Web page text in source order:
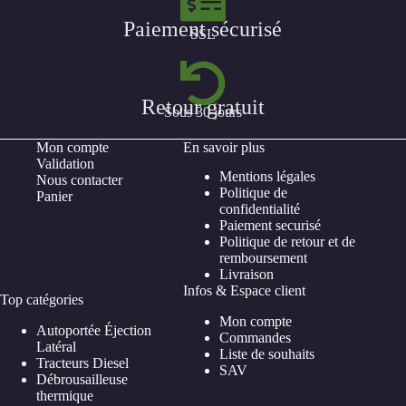
Paiement sécurisé
SSL
Retour gratuit
Sous 30 jours
Mon compte
Validation
Nous contacter
Panier
En savoir plus
Mentions légales
Politique de
confidentialité
Paiement securisé
Politique de retour et de
remboursement
Livraison
Top catégories
Autoportée Éjection
Latéral
Tracteurs Diesel
Débrousailleuse
thermique
Infos & Espace client
Mon compte
Commandes
Liste de souhaits
SAV